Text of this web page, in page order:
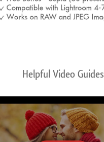
Helpful Video Guides